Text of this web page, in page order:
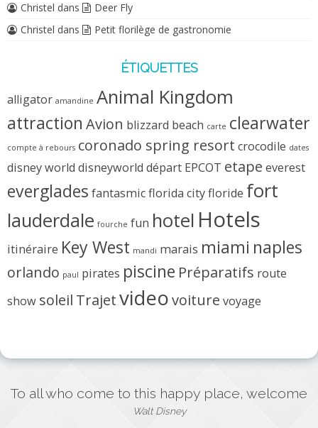
Christel dans
Deer Fly
Christel dans Petit florilège de gastronomie
ÉTIQUETTES
alligator amandine Animal Kingdom
attraction Avion blizzard beach carte clearwater
compte à rebours coronado spring resort crocodile dates
disney world disneyworld départ EPCOT etape everest
everglades fantasmicflorida cityfloride fort
lauderdale fourche fun hotel Hotels
itinéraire Key West mandi marais miami naples
orlando paul pirates piscine Préparatifs route
show soleil Trajetvideovoiture voyage
To all who come to this happy place, welcome
Walt Disney